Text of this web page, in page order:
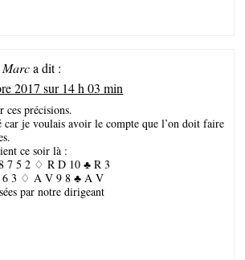
Marc a dit :
2017 sur 14 h 03 min
ces précisions.
car je voulais avoir le compte que l’on doit faire
ce soir là :
7 5 2 ♢ R D 10 ♣ R 3
6 3 ♢ A V 9 8 ♣ A V
par notre dirigeant